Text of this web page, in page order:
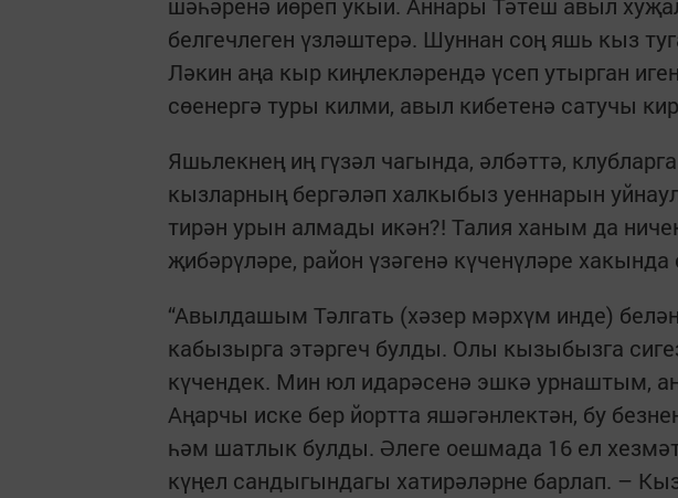
белгечлеген үзләштерә. Шуннан соң яшь кыз
Ләкин аңа кыр киңлекләрендә үсеп утыр­ган
сөенергә туры килми, авыл кибетенә сатучы
Яшьлекнең иң гүзәл чагында, әлбәттә,
кызларның бергәләп халкыбыз уеннарын
тирән урын алмады икән?! Талия ханым да
җибәрүләре, район үзәгенә күченүләре
“Авылдашым Тәлгать (хәзер мәрхүм инде)
кабызырга этәргеч булды. Олы кызыбызга
күчендек. Мин юл идарәсенә эшкә урнаштым,
Аңарчы иске бер йортта яшәгәнлектән, бу
һәм шатлык булды. Әлеге оешмада 16 ел
күңел сандыгындагы хатирәләрне барлап. –